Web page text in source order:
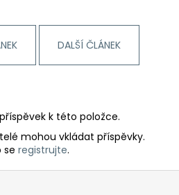
DALŠÍ ČLÁNEK
k této položce.
mohou vkládat příspěvky.
se registrujte.